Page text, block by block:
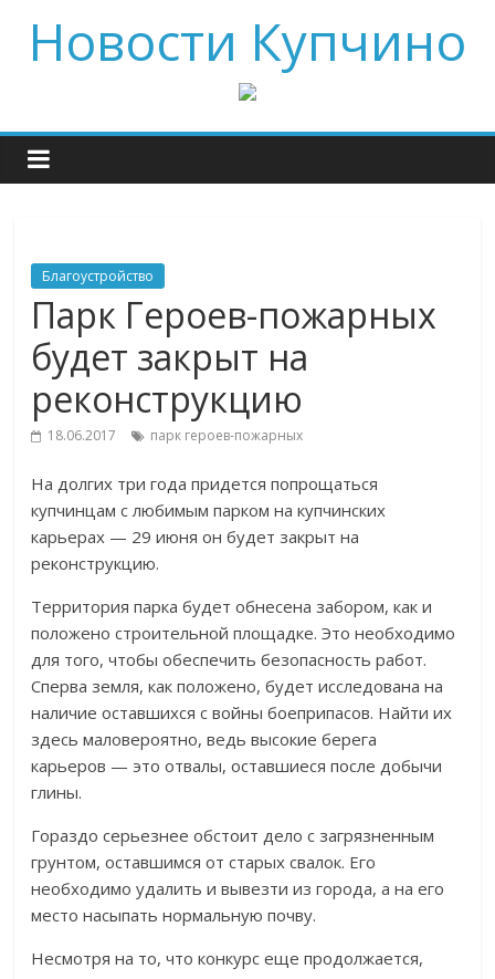
Новости Купчино
Благоустройство
Парк Героев-пожарных
будет закрыт на
реконструкцию
18.06.2017 парк героев-пожарных
На долгих три года придется попрощаться
купчинцам с любимым парком на купчинских
карьерах — 29 июня он будет закрыт на
реконструкцию.
Территория парка будет обнесена забором, как и
положено строительной площадке. Это необходимо
для того, чтобы обеспечить безопасность работ.
Сперва земля, как положено, будет исследована на
наличие оставшихся с войны боеприпасов. Найти их
здесь маловероятно, ведь высокие берега
карьеров — это отвалы, оставшиеся после добычи
глины.
Гораздо серьезнее обстоит дело с загрязненным
грунтом, оставшимся от старых свалок. Его
необходимо удалить и вывезти из города, а на его
место насыпать нормальную почву.
Несмотря на то, что конкурс еще продолжается,